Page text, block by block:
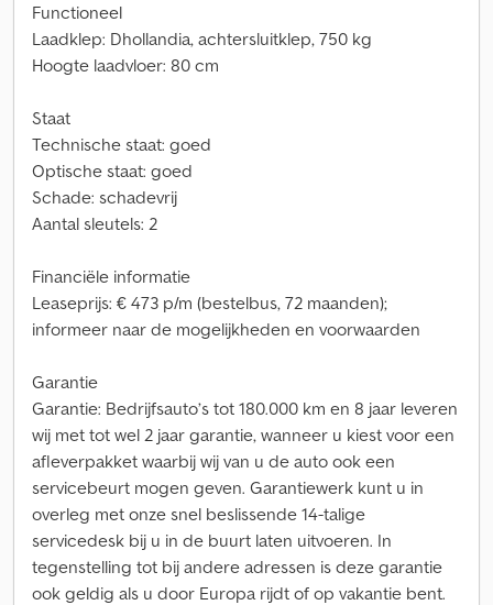
Functioneel
Laadklep: Dhollandia, achtersluitklep, 750 kg
Hoogte laadvloer: 80 cm
Staat
Technische staat: goed
Optische staat: goed
Schade: schadevrij
Aantal sleutels: 2
Financiële informatie
Leaseprijs: € 473 p/m (bestelbus, 72 maanden);
informeer naar de mogelijkheden en voorwaarden
Garantie
Garantie: Bedrijfsauto’s tot 180.000 km en 8 jaar leveren
wij met tot wel 2 jaar garantie, wanneer u kiest voor een
afleverpakket waarbij wij van u de auto ook een
servicebeurt mogen geven. Garantiewerk kunt u in
overleg met onze snel beslissende 14-talige
servicedesk bij u in de buurt laten uitvoeren. In
tegenstelling tot bij andere adressen is deze garantie
ook geldig als u door Europa rijdt of op vakantie bent.